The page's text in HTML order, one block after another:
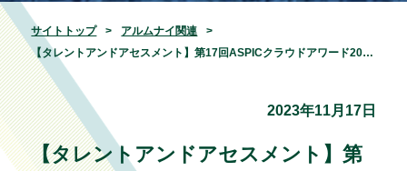
サイトトップ
アルムナイ関連
【タレントアンドアセスメント】第17回ASPICクラウドアワード2023 AI部門奨励賞受賞
2023年11月17日
【タレントアンドアセスメント】第